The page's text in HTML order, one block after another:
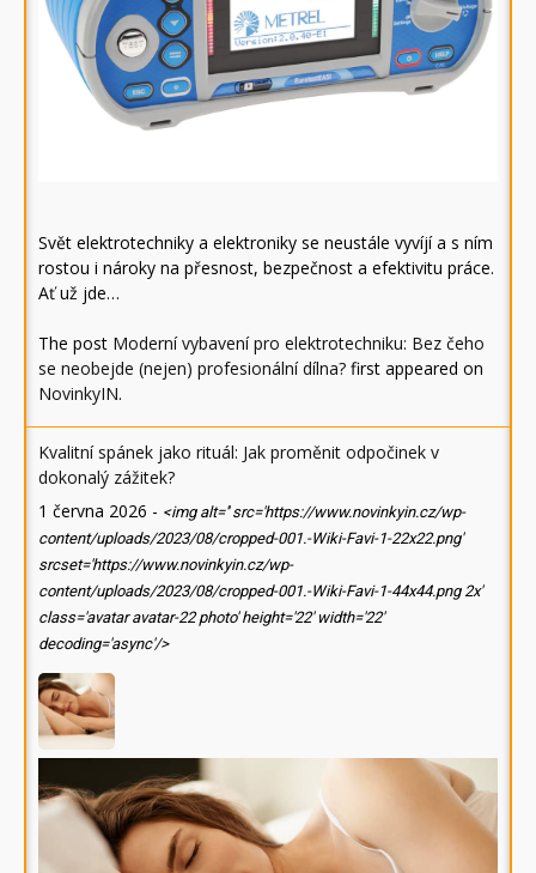
Svět elektrotechniky a elektroniky se neustále vyvíjí a s ním
rostou i nároky na přesnost, bezpečnost a efektivitu práce.
Ať už jde…
The post Moderní vybavení pro elektrotechniku: Bez čeho
se neobejde (nejen) profesionální dílna? first appeared on
NovinkyIN.
Kvalitní spánek jako rituál: Jak proměnit odpočinek v
dokonalý zážitek?
1 června 2026 - <img alt='' src='https://www.novinkyin.cz/wp-
content/uploads/2023/08/cropped-001.-Wiki-Favi-1-22x22.png'
srcset='https://www.novinkyin.cz/wp-
content/uploads/2023/08/cropped-001.-Wiki-Favi-1-44x44.png 2x'
class='avatar avatar-22 photo' height='22' width='22'
decoding='async'/>